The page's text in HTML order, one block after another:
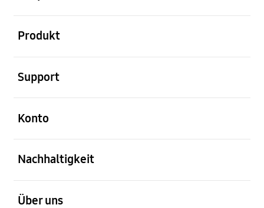
Produkt
Support
Konto
Nachhaltigkeit
Über uns